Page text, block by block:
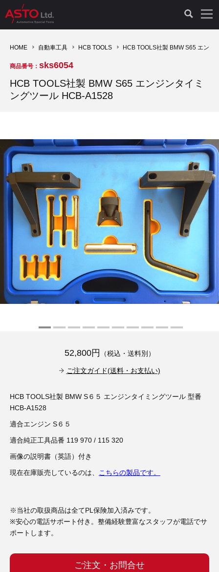
診断機（16）
キープログラマー（4）
ADAS（7）
オプション品（17）
TPMS（4）
その他（9）
診断テスター（10）
キープログラマー（20）
スモークテスター（4）
安定化電源ユニット（8）
バッテリーテスター（4）
古い車両用診断テスター（10）
バイク用診断テスター（7）
その他（20）
HCB TOOLS（45）
AST TOOLS（51）
LASER（39）
ドイツ車（211）
イタリア/フランス車（27）
イギリス車（23）
アメリカ車（15）
スウェーデン車（20）
3D プリンターペン（8）
オシロスコープ（2）
オシロ関連商品（9）
その他（8）
ドイツ車（427）
イタリア/フランス車（145）
アメリカ車（60）
スウェーデン車（45）
日本車（40）
ロシア（8）
ブレーキキャリパーリペアキット（368）
ライト関連（6）
その他（12）
現品修理（77）
リビルト品（58）
コントロールユニット初期化（3）
イモビライザーOFF（1）
その他（6）
オシロスコープ（10）
アクセサリー（13）
HOME 自動車工具 HCB TOOLS HCB TOOLS社製 BMW S65 エン
商品番号： sks6054
HCB TOOLS社製 BMW S65 エンジンタイミ
ングツール HCB-A1528
52,800円 （税込・送料別）
ご注文ガイド(送料・お支払い)
HCB TOOLS社製 BMW S６５ エンジンタイミングツール 型番
HCB-A1528
適合エンジン S６５
適合純正工具品番 119 970 / 115 320
画像の説明書（英語）付き
現在在庫販売しているのは、 こちらの製品です。
※当社の取扱商品は全てPL保険加入済みです。
※安心の電話サポート付き。整備経験豊富なスタッフが電話でサ
ポートします。
ご注文・お問合せ